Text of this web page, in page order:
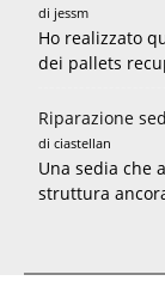
di jessm
Ho realizzato
dei pallets
Riparazione
di ciastellan
Una sedia che
struttura